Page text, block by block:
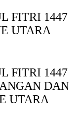
FITRI 1447
UTARA
FITRI 1447
DAN
UTARA